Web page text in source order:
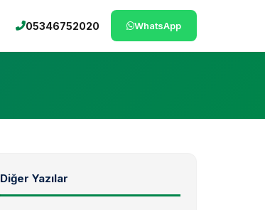
05346752020 WhatsApp
Diğer Yazılar